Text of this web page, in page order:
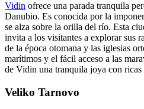
Vidin ofrece una parada tranquila
Danubio. Es conocida por la
se alza sobre la orilla del río. Esta
invita a los visitantes a explorar sus
de la época otomana y las iglesias
marítimos y el fácil acceso a las
de Vidin una tranquila joya con ricas
Veliko Tarnovo